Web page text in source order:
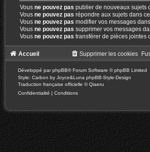
Vousne pouvez pas publier de nouveaux sujets
Vousne pouvez pas répondre aux sujets dans
Vousne pouvez pas modifier vos messages
Vousne pouvez pas supprimer vos messages
Vousne pouvez pas transférer de pièces jointes
Accueil Supprimer les cookies
Développé parphpBB® Forum Software © phpBB Limited
Style: Carbon by Joyce&Luna phpBB-Style-Design
Traduction française officielle ©Qiaeru
Confidentialité | Conditions